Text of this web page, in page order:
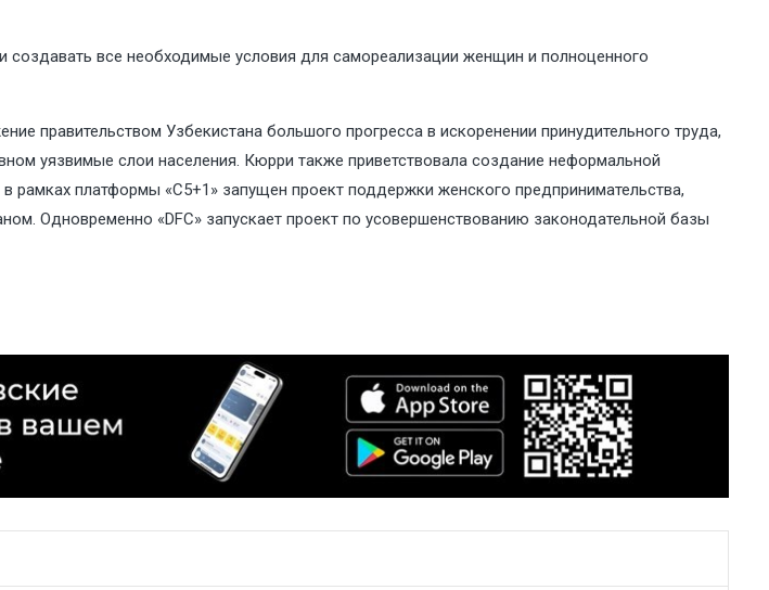
все необходимые условия для самореализации женщин и полноценного
правительством Узбекистана большого прогресса в искоренении принудительного труда,
уязвимые слои населения. Кюрри также приветствовала создание неформальной
платформы «С5+1» запущен проект поддержки женского предпринимательства,
Одновременно «DFC» запускает проект по усовершенствованию законодательной базы